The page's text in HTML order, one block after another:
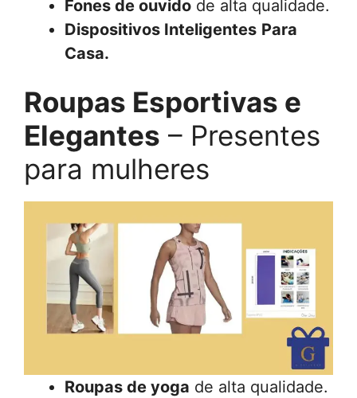
Fones de ouvido de alta qualidade.
Dispositivos Inteligentes Para
Casa.
Roupas Esportivas e
Elegantes – Presentes
para mulheres
Roupas de yoga de alta qualidade.